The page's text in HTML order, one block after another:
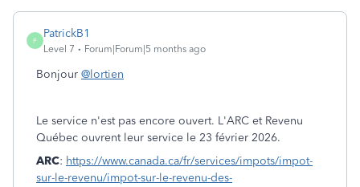
P
PatrickB1
Level 7 Forum|Forum|5 months ago
Bonjour @lortien
Le service n'est pas encore ouvert. L'ARC et Revenu
Québec ouvrent leur service le 23 février 2026.
ARC: https://www.canada.ca/fr/services/impots/impot-
sur-le-revenu/impot-sur-le-revenu-des-